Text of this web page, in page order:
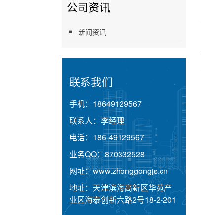
公司资讯
新闻资讯
联系我们
手机： 18649129567
联系人： 李经理
电话： 186-49129567
业务QQ：870332528
网址：www.zhonggongjs.cn
地址： 天津滨海高新区华苑产
业区海泰创新六路2号18-2-201